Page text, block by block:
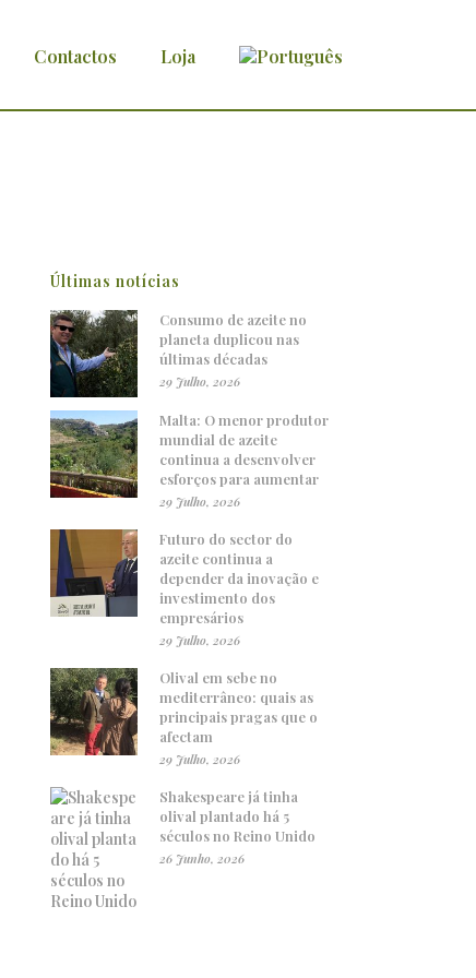
Contactos Loja
Últimas notícias
Consumo de azeite no
planeta duplicou nas
últimas décadas
29 Julho, 2026
Malta: O menor produtor
mundial de azeite
continua a desenvolver
esforços para aumentar
29 Julho, 2026
Futuro do sector do
azeite continua a
depender da inovação e
investimento dos
empresários
29 Julho, 2026
Olival em sebe no
mediterrâneo: quais as
principais pragas que o
afectam
29 Julho, 2026
Shakespeare já tinha
olival plantado há 5
séculos no Reino Unido
26 Junho, 2026